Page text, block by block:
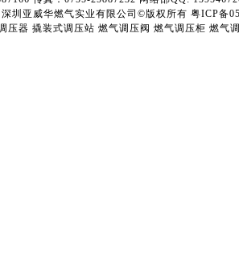
深圳亚威华燃气实业有限公司©版权所有 粤ICP备
压器 撬装式调压站 燃气调压阀 燃气调压柜 燃气